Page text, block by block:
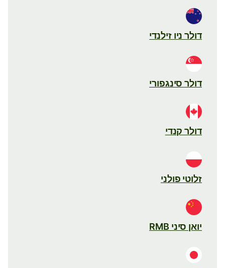
דולר ניו זילנדי
דולר סינגפורי
דולר קנדי
זלוטי פולני
יואן סיני RMB